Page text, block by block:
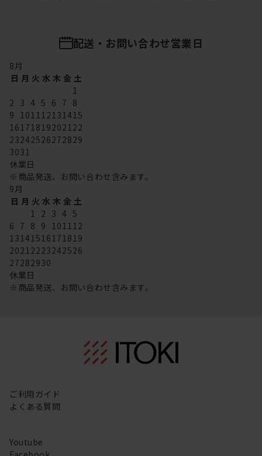
配送・お問い合わせ営業日
8 月
日 月 火 水 木 金 土
1
2 3 4 5 6 7 8
9
10 11 12 13 14 15
16 17 18 192021 22
23242526272829
3031
休業日
※商品発送、お問い合わせ含みます。
9 月
日 月 火 水 木 金 土
1
2 3 4 5
6 7 8 9 10 11 12
13 14 15 16 17 18 19
2021 2223242526
27282930
休業日
※商品発送、お問い合わせ含みます。
ご利用ガイド
よくある質問
Youtube